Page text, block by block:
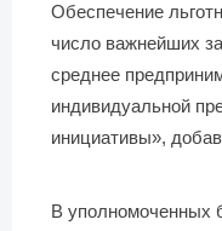
Обеспечение
число важнейших
среднее
индивидуальной
инициативы»,
В уполномоченных